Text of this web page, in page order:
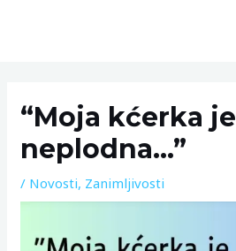
“Moja kćerka je
neplodna…”
/ Novosti, Zanimljivosti